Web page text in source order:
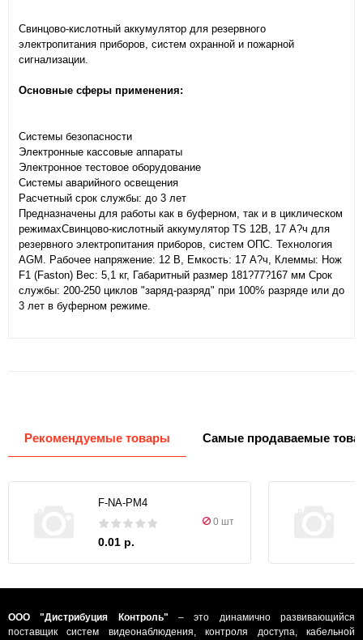
Свинцово-кислотный аккумулятор для резервного
электропитания приборов, систем охранной и пожарной
сигнализации.
Основные сферы применения:
Системы безопасности
Электронные кассовые аппараты
Электронное тестовое оборудование
Системы аварийного освещения
Расчетный срок службы: до 3 лет
Предназначены для работы как в буферном, так и в циклическом
режимахСвинцово-кислотный аккумулятор TS 12В, 17 А?ч для
резервного электропитания приборов, систем ОПС. Технология
AGM. Рабочее напряжение: 12 В, Емкость: 17 А?ч, Клеммы: Нож
F1 (Faston) Вес: 5,1 кг, Габаритный размер 181?77?167 мм Срок
службы: 200-250 циклов "заряд-разряд" при 100% разряде или до
3 лет в буферном режиме.
Рекомендуемые товары Самые продаваемые
F-NA-PM4
0 шт
0.01 р.
ООО "Дистрибуция Контроль" – это динамично развивающийся
поставщик систем видеонаблюдения, контроля доступа, кабельной